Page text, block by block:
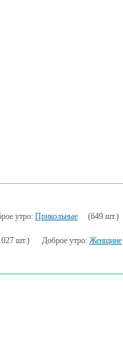
утро: Прикольные (649 шт.)
шт.) Доброе утро: Женщине